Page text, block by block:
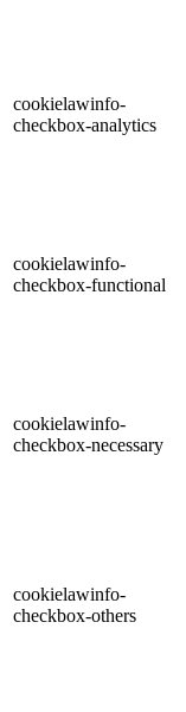
cookielawinfo-
checkbox-analytics
cookielawinfo-
checkbox-functional
cookielawinfo-
checkbox-necessary
cookielawinfo-
checkbox-others